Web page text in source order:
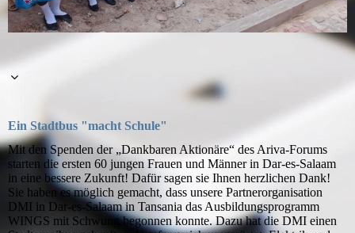
Ein Stadtbus "macht Schule"
Mit den Spenden der „Dankbaren Aktionäre“ des Ariva-Forums
starten die ersten 60 jungen Frauen und Männer in Dar-es-Salaam
in eine bessere Zukunft! Dafür sagen sie Ihnen herzlichen Dank!
Sie haben es möglich gemacht, dass unsere Partnerorganisation
DMI in Dar-es-Salaam in Tansania das Ausbildungsprogramm
WINGS mit Schwung begonnen konnte. Dazu hat die DMI einen